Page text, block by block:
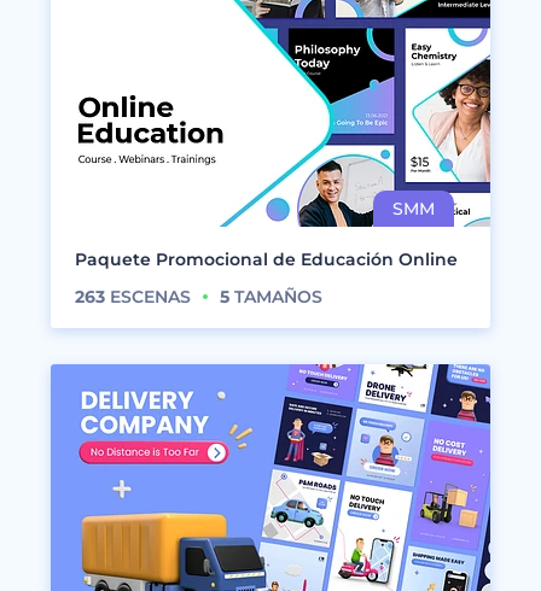
Paquete Promocional de Educación Online
263 ESCENAS 5 TAMAÑOS